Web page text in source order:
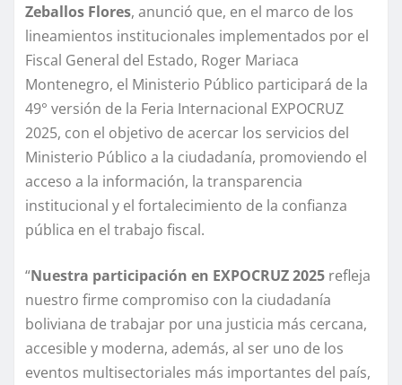
Zeballos Flores, anunció que, en el marco de los
lineamientos institucionales implementados por el
Fiscal General del Estado, Roger Mariaca
Montenegro, el Ministerio Público participará de la
49° versión de la Feria Internacional EXPOCRUZ
2025, con el objetivo de acercar los servicios del
Ministerio Público a la ciudadanía, promoviendo el
acceso a la información, la transparencia
institucional y el fortalecimiento de la confianza
pública en el trabajo fiscal.
“Nuestra participación en EXPOCRUZ 2025 refleja
nuestro firme compromiso con la ciudadanía
boliviana de trabajar por una justicia más cercana,
accesible y moderna, además, al ser uno de los
eventos multisectoriales más importantes del país,